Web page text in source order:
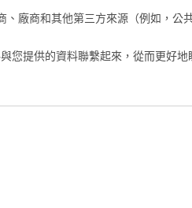
廠商和其他第三方來源（例如，公
您提供的資料聯繫起來，從而更好地